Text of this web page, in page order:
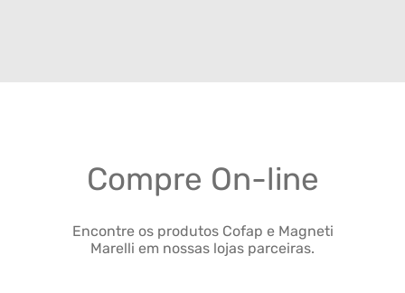
Compre On-line
Encontre os produtos Cofap e Magneti
Marelli em nossas lojas parceiras.